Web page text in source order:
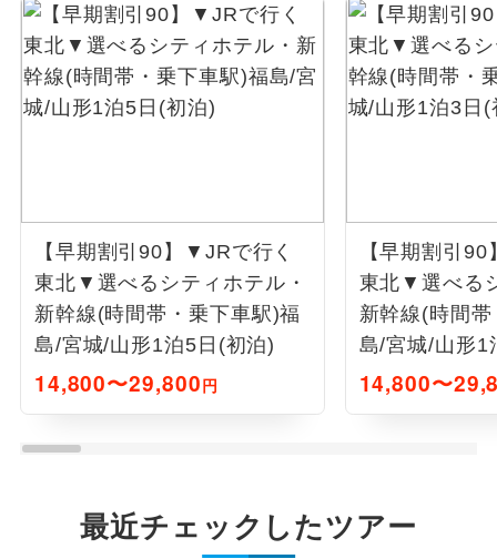
【早期割引90】▼JRで行く
東北▼選べるシティホテル・
新幹線(時間帯・乗下車駅)福
島/宮城/山形1泊5日(初泊)
14,800〜29,800円
【早期割引
東北▼選べる
新幹線(時間
島/宮城/山形1
14,800〜
最近チェックしたツアー